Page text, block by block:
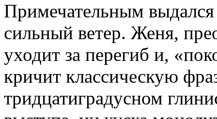
Примечательным
сильный ветер. Женя,
уходит за перегиб и,
кричит классическую
тридцатиградусном